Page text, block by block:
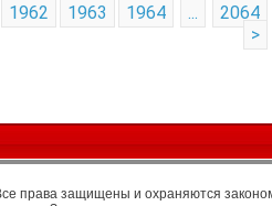
1962 1963 1964 ...
2064
>
права защищены и охраняются